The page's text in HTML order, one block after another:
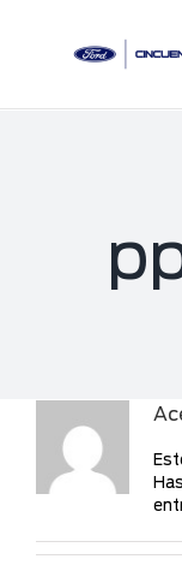
contenido